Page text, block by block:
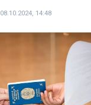
08.10.2024, 14:48